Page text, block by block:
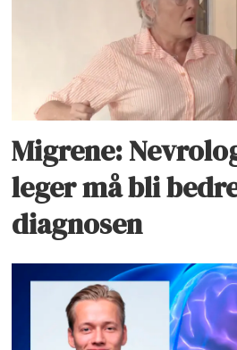
Migrene:
leger må bli
diagnosen